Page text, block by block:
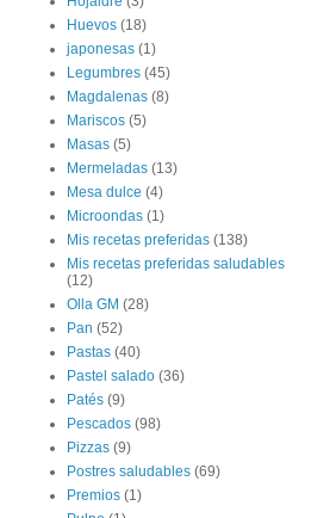
Huevos (18)
japonesas (1)
Legumbres (45)
Magdalenas (8)
Mariscos (5)
Masas (5)
Mermeladas (13)
Mesa dulce (4)
Microondas (1)
Mis recetas preferidas (138)
Mis recetas preferidas saludables
(12)
Olla GM (28)
Pan (52)
Pastas (40)
Pastel salado (36)
Patés (9)
Pescados (98)
Pizzas (9)
Postres saludables (69)
Premios (1)